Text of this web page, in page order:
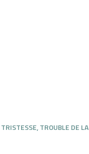
TRISTESSE,TROUBLE DE LA